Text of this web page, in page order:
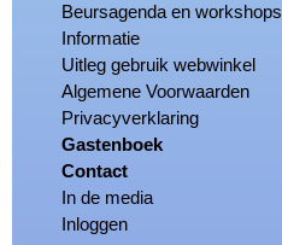
Beursagenda en workshops
Informatie
Uitleg gebruik webwinkel
Algemene Voorwaarden
Privacyverklaring
Gastenboek
Contact
In de media
Inloggen